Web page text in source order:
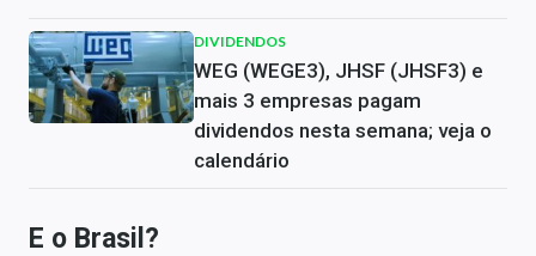
DIVIDENDOS
WEG (WEGE3), JHSF (JHSF3) e
mais 3 empresas pagam
dividendos nesta semana; veja o
calendário
E o Brasil?